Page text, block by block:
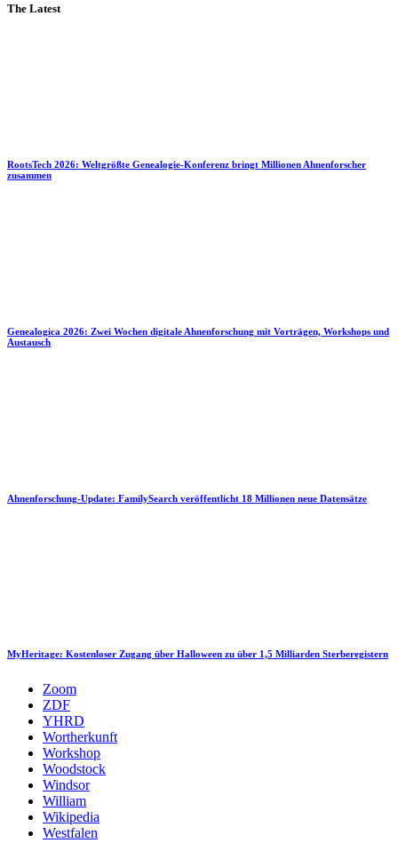
The Latest
RootsTech 2026: Weltgrößte Genealogie-Konferenz bringt Millionen Ahnenforscher
zusammen
Genealogica 2026: Zwei Wochen digitale Ahnenforschung mit Vorträgen, Workshops und
Austausch
Ahnenforschung-Update: FamilySearch veröffentlicht 18 Millionen neue Datensätze
MyHeritage: Kostenloser Zugang über Halloween zu über 1,5 Milliarden Sterberegistern
Zoom
ZDF
YHRD
Wortherkunft
Workshop
Woodstock
Windsor
William
Wikipedia
Westfalen